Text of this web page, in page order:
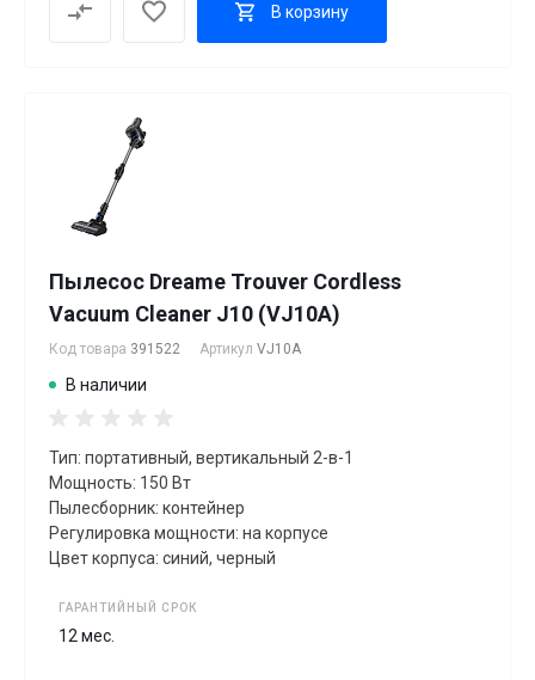
В корзину
Пылесос Dreame Trouver Cordless
Vacuum Cleaner J10 (VJ10A)
Код товара 391522 Артикул VJ10A
В наличии
Тип: портативный, вертикальный 2-в-1
Мощность: 150 Вт
Пылесборник: контейнер
Регулировка мощности: на корпусе
Цвет корпуса: синий, черный
ГАРАНТИЙНЫЙ СРОК
12 мес.